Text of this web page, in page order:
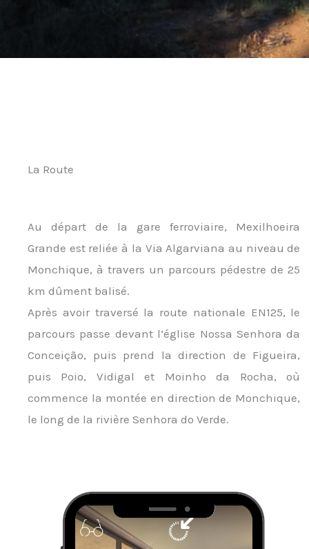
La Route
Au départ de la gare ferroviaire, Mexilhoeira
Grande est reliée à la Via Algarviana au niveau de
Monchique, à travers un parcours pédestre de 25
km dûment balisé.
Après avoir traversé la route nationale EN125, le
parcours passe devant l’église Nossa Senhora da
Conceição, puis prend la direction de Figueira,
puis Poio, Vidigal et Moinho da Rocha, où
commence la montée en direction de Monchique,
le long de la rivière Senhora do Verde.